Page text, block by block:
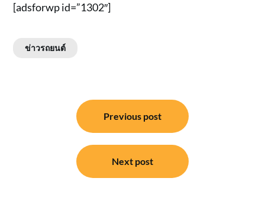
[adsforwp id=”1302″]
ข่าวรถยนต์
Previous post
Next post